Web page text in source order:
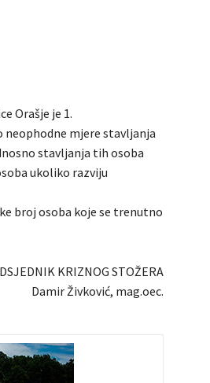
Orašje je 1.
neophodne mjere stavljanja
stavljanja tih osoba
ukoliko razviju
broj osoba koje se trenutno
KRIZNOG STOŽERA
Damir Živković, mag.oec.